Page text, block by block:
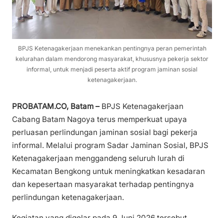
BPJS Ketenagakerjaan menekankan pentingnya peran pemerintah
kelurahan dalam mendorong masyarakat, khususnya pekerja sektor
informal, untuk menjadi peserta aktif program jaminan sosial
ketenagakerjaan.
PROBATAM.CO, Batam – BPJS Ketenagakerjaan
Cabang Batam Nagoya terus memperkuat upaya
perluasan perlindungan jaminan sosial bagi pekerja
informal. Melalui program Sadar Jaminan Sosial, BPJS
Ketenagakerjaan menggandeng seluruh lurah di
Kecamatan Bengkong untuk meningkatkan kesadaran
dan kepesertaan masyarakat terhadap pentingnya
perlindungan ketenagakerjaan.